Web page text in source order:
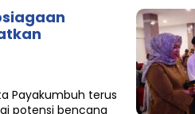
Payakumbuh terus
potensi bencana